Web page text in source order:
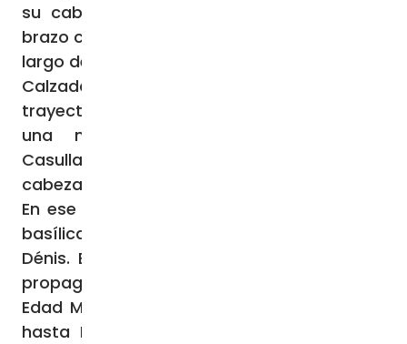
su cabeza cercenada, y con ella bajo el
brazo caminó más de cinco kilómetros (a lo
largo de lo que se conoció después como la
Calzada de los Mártires). Al término de ese
trayecto, San Dionisio habría encontrado a
una mujer romana piadosa llamada
Casulla, le habría puesto en las manos su
cabeza, y habría caído muerto finalmente.
En ese lugar se edificó siglos después una
basílica en su honor, llamada de Saint-
Dénis. El culto de San Dionisio de París se
propagó paulatinamente durante toda la
Edad Media, abarcando Francia y llegando
hasta España y Alemania. No se le debe